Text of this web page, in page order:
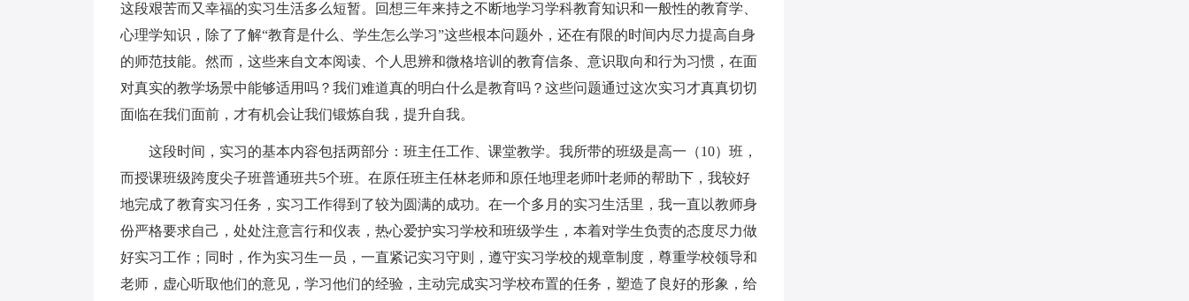
这段艰苦而又幸福的实习生活多么短暂。回想三年来持之不断地学习学科教育知识和一般性的教育学、
心理学知识，除了了解“教育是什么、学生怎么学习”这些根本问题外，还在有限的时间内尽力提高自身
的师范技能。然而，这些来自文本阅读、个人思辨和微格培训的教育信条、意识取向和行为习惯，在面
对真实的教学场景中能够适用吗？我们难道真的明白什么是教育吗？这些问题通过这次实习才真真切切
面临在我们面前，才有机会让我们锻炼自我，提升自我。
这段时间，实习的基本内容包括两部分：班主任工作、课堂教学。我所带的班级是高一（10）班，
而授课班级跨度尖子班普通班共5个班。在原任班主任林老师和原任地理老师叶老师的帮助下，我较好
地完成了教育实习任务，实习工作得到了较为圆满的成功。在一个多月的实习生活里，我一直以教师身
份严格要求自己，处处注意言行和仪表，热心爱护实习学校和班级学生，本着对学生负责的态度尽力做
好实习工作；同时，作为实习生一员，一直紧记实习守则，遵守实习学校的规章制度，尊重学校领导和
老师，虚心听取他们的意见，学习他们的经验，主动完成实习学校布置的任务，塑造了良好的形象，给